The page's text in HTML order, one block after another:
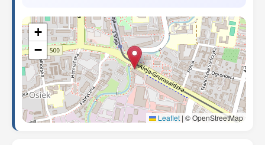
+
−
Leaflet | © OpenStreetMap